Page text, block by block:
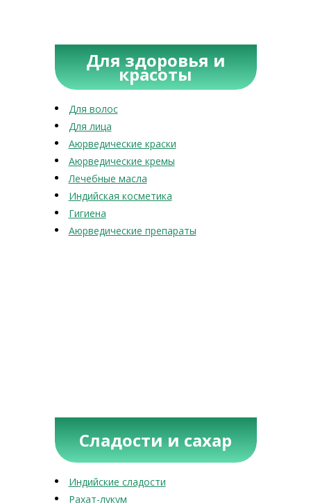
Для здоровья и
красоты
Для волос
Для лица
Аюрведические краски
Аюрведические кремы
Лечебные масла
Индийская косметика
Гигиена
Аюрведические препараты
Сладости и сахар
Индийские сладости
Рахат-лукум